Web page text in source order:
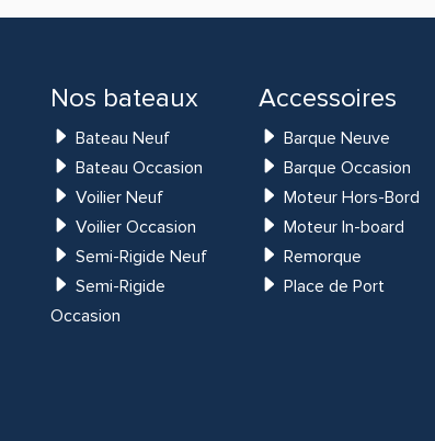
Nos bateaux
Bateau Neuf
Bateau Occasion
Voilier Neuf
Voilier Occasion
Semi-Rigide Neuf
Semi-Rigide
Occasion
Accessoires
Barque Neuve
Barque Occasion
Moteur Hors-Bord
Moteur In-board
Remorque
Place de Port